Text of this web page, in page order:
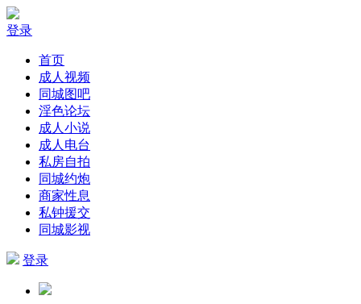
登录
首页
成人视频
同城图吧
淫色论坛
成人小说
成人电台
私房自拍
同城约炮
商家性息
私钟援交
同城影视
登录